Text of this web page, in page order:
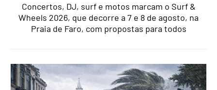
Concertos, DJ, surf e motos marcam o Surf &
Wheels 2026, que decorre a 7 e 8 de agosto, na
Praia de Faro, com propostas para todos